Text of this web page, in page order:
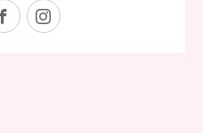
Facebook